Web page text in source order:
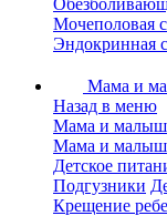
Мочеполовая
Эндокринная
Мама и
Назад в меню
Мама и малыш
Мама и малыш
Детское
Подгузники
Крещение